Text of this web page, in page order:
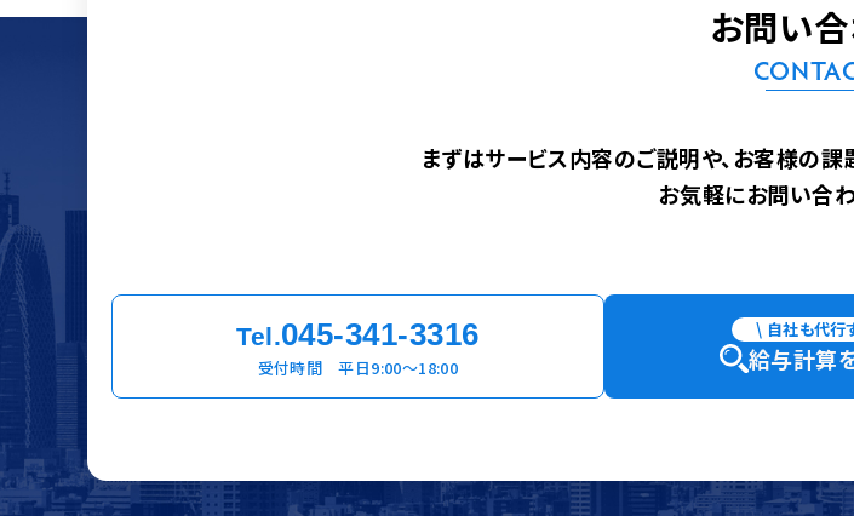
お問い
まずはサービス内容のご説明や、お客様の課
お気軽にお問い合わ
Tel.045-341-3316
受付時間 平日9:00〜18:00
\ 自社も代行
給与計算